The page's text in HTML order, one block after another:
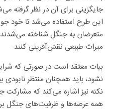
جایگزینی برای آن در نظر گرفته
این طرح استفاده می‌شد تا خود
متعرضان به جنگل شناخته
میراث طبیعی نقش‌آفرینی کنند.
بیات معتقد است در صورتی که
نشود، باید همچنان منتظر نابودی
نکته نیز اشاره می‌کند که
همه عرصه‌ها و ظرفیت‌های جنگل